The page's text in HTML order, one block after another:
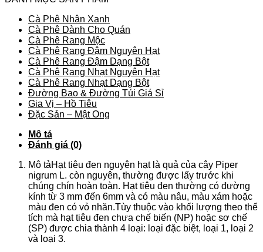
Cà Phê Nhân Xanh
Cà Phê Dành Cho Quán
Cà Phê Rang Mộc
Cà Phê Rang Đậm Nguyên Hạt
Cà Phê Rang Đậm Dạng Bột
Cà Phê Rang Nhạt Nguyên Hạt
Cà Phê Rang Nhạt Dạng Bột
Đường Bao & Đường Túi Giá Sỉ
Gia Vị – Hồ Tiêu
Đặc Sản – Mật Ong
Mô tả
Đánh giá (0)
Mô tảHạt tiêu đen nguyên hạt là quả của cây Piper
nigrum L. còn nguyên, thường được lấy trước khi
chúng chín hoàn toàn. Hạt tiêu đen thường có đường
kính từ 3 mm đến 6mm và có màu nâu, màu xám hoặc
màu đen có vỏ nhăn.Tùy thuộc vào khối lượng theo thể
tích mà hạt tiêu đen chưa chế biến (NP) hoặc sơ chế
(SP) được chia thành 4 loại: loại đặc biệt, loại 1, loại 2
và loại 3.